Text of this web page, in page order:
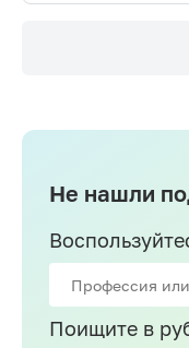
Не нашли
Поищите в